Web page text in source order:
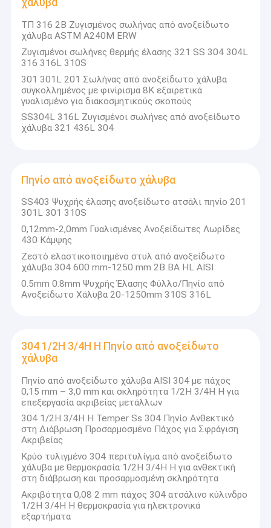
Σπίτι
Προϊόντα
Βίντεο
χάλυβα
ΤΠ 316 2Β Ζυγισμένος σωλήνας από ανοξείδωτο
χάλυβα ASTM A240M ERW
Ζυγισμένοι σωλήνες θερμής έλασης 321 SS 304 304L
316 316L 310S
301 301L 201 Σωλήνας από ανοξείδωτο χάλυβα
συγκολλημένος με φινίρισμα 8K εξαιρετικά
γυαλισμένο για διακοσμητικούς σκοπούς
SS304L 316L Ζυγισμένοι σωλήνες από ανοξείδωτο
χάλυβα 321 436L 304
Πηνίο από ανοξείδωτο χάλυβα
SS403 Ψυχρής έλασης ανοξείδωτο ατσάλι πηνίο 201
301L 301 310S
0,12mm-2,0mm Γυαλισμένες Ανοξείδωτες Λωρίδες
430 Κάμψης
Ζεστό ελαστικοποιημένο στυλ από ανοξείδωτο
χάλυβα 304 600 mm-1250 mm 2B BA HL AISI
0.5mm 0.8mm Ψυχρής Έλασης Φύλλο/Πηνίο από
Ανοξείδωτο Χάλυβα 20-1250mm 310S 316L
304 1/2H 3/4H H Πηνίο από ανοξείδωτο
χάλυβα
Πηνίο από ανοξείδωτο χάλυβα AISI 304 με πάχος
0,15 mm – 3,0 mm και σκληρότητα 1/2H 3/4H H για
επεξεργασία ακριβείας μετάλλων
304 1/2H 3/4H H Temper Ss 304 Πηνίο Ανθεκτικό
στη Διάβρωση Προσαρμοσμένο Πάχος για Σφράγιση
Ακριβείας
Κρύο τυλιγμένο 304 περιτυλίγμα από ανοξείδωτο
χάλυβα με θερμοκρασία 1/2H 3/4H H για ανθεκτική
στη διάβρωση και προσαρμοσμένη σκληρότητα
Ακριβότητα 0,08 2 mm πάχος 304 ατσάλινο κύλινδρο
1/2H 3/4H H θερμοκρασία για ηλεκτρονικά
εξαρτήματα
Η Shanxi Taigang Stainless Steel Co., Ltd. επικεντρώνεται στην
ανάπτυξη ειδικού χάλυβα κυρίως από ανοξείδωτο χάλυβα,
Η εταιρεία έχει δημιουργήσει ένα σύμπλεγμα προϊόντων
χάλυβα υψηλής απόδοσης, εξοικονόμησης ενέργειας και
μακράς διάρκειας, που αποτελείται κυρίως από ανοξείδωτο